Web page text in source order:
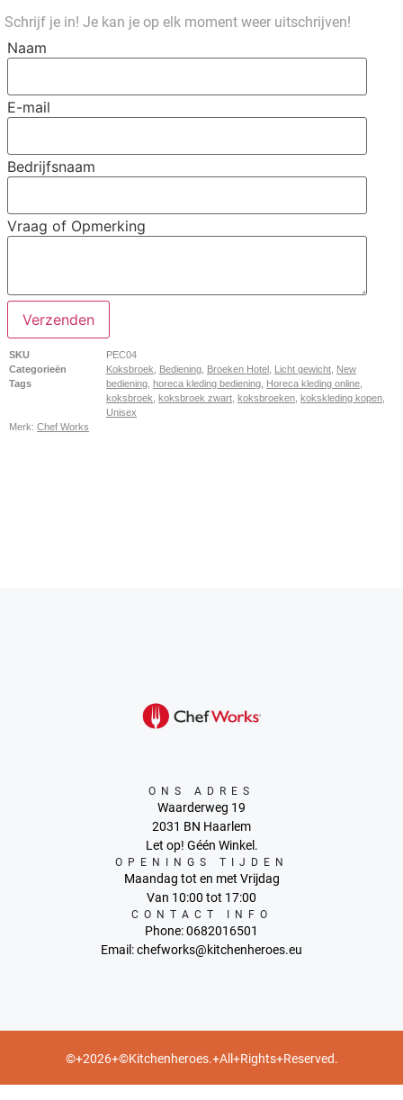
Schrijf je in! Je kan je op elk moment weer uitschrijven!
Naam
E-mail
Bedrijfsnaam
Vraag of Opmerking
Verzenden
SKU
PEC04
Categorieën
Koksbroek Bediening Broeken Hotel Licht gewicht New
Tags
bediening horeca kleding bediening Horeca kleding online
koksbroek koksbroek zwart koksbroeken kokskleding kopen
Unisex
Merk: Chef Works
ONS ADRES
Waarderweg 19
2031 BN Haarlem
Let op! Géén Winkel.
OPENINGS TIJDEN
Maandag tot en met Vrijdag
Van 10:00 tot 17:00
CONTACT INFO
Phone: 0682016501
Email: chefworks@kitchenheroes.eu
©+2026+©Kitchenheroes.+All+Rights+Reserved.